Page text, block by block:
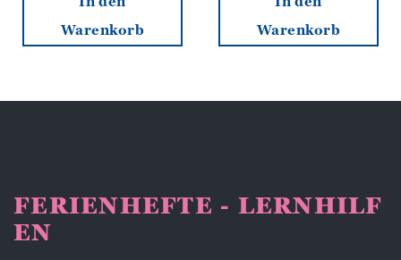
Warenkorb
Warenkorb
FERIENHEFTE - LERNHILF
EN